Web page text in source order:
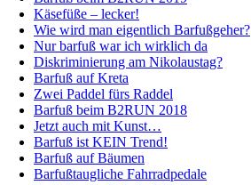
Käsefüße – lecker!
Wie wird man eigentlich Barfußgeher?
Nur barfuß war ich wirklich da
Diskriminierung am Nikolaustag?
Barfuß auf Kreta
Zwei Paddel fürs Raddel
Barfuß beim B2RUN 2018
Jetzt auch mit Kunst…
Barfuß ist KEIN Trend!
Barfuß auf Bäumen
Barfußtaugliche Fahrradpedale